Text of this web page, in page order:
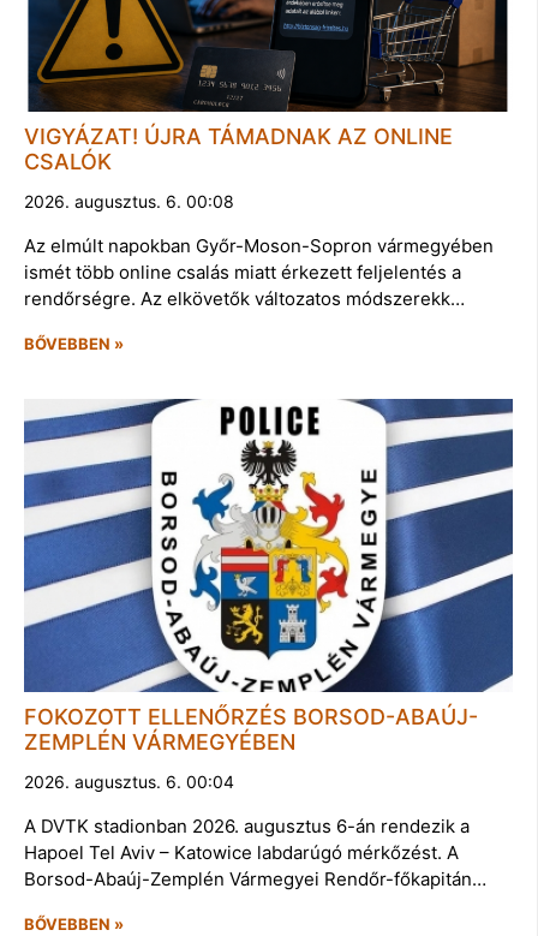
VIGYÁZAT! ÚJRA TÁMADNAK AZ ONLINE
CSALÓK
2026. augusztus. 6. 00:08
Az elmúlt napokban Győr-Moson-Sopron vármegyében
ismét több online csalás miatt érkezett feljelentés a
rendőrségre. Az elkövetők változatos módszerekk…
BŐVEBBEN »
FOKOZOTT ELLENŐRZÉS BORSOD-ABAÚJ-
ZEMPLÉN VÁRMEGYÉBEN
2026. augusztus. 6. 00:04
A DVTK stadionban 2026. augusztus 6-án rendezik a
Hapoel Tel Aviv – Katowice labdarúgó mérkőzést. A
Borsod-Abaúj-Zemplén Vármegyei Rendőr-főkapitán…
BŐVEBBEN »